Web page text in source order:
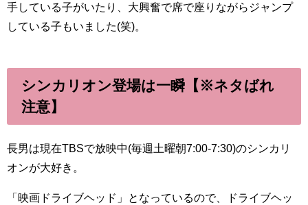
手している子がいたり、大興奮で席で座りながらジャンプ
している子もいました(笑)。
シンカリオン登場は一瞬【※ネタばれ
注意】
長男は現在TBSで放映中(毎週土曜朝7:00-7:30)のシンカリ
オンが大好き。
「映画ドライブヘッド」となっているので、ドライブヘッ